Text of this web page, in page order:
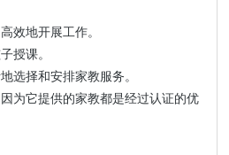
效地开展工作。
授课。
选择和安排家教服务。
为它提供的家教都是经过认证的优